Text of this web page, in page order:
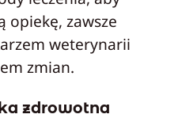
opiekę, zawsze
weterynarii
zmian.
zdrowotna